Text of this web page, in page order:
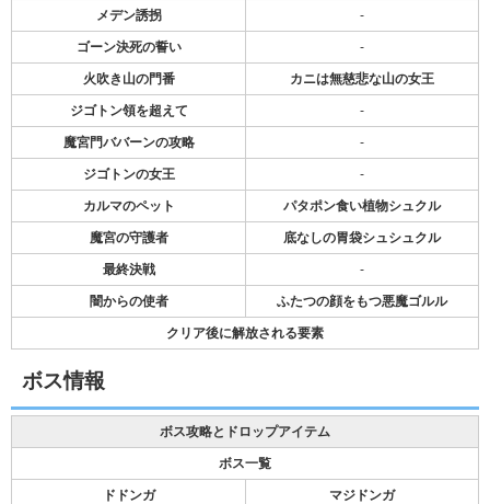
メデン誘拐 -
ゴーン決死の誓い -
火吹き山の門番 カニは無慈悲な山の女王
ジゴトン領を超えて -
魔宮門ババーンの攻略 -
ジゴトンの女王 -
カルマのペット パタポン食い植物シュクル
魔宮の守護者 底なしの胃袋シュシュクル
最終決戦 -
闇からの使者 ふたつの顔をもつ悪魔ゴルル
クリア後に解放される要素
ボス情報
ボス攻略とドロップアイテム
ボス一覧
ドドンガ マジドンガ